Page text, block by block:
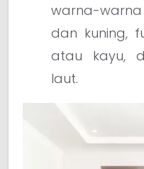
warna-warna
dan kuning,
atau kayu,
laut.